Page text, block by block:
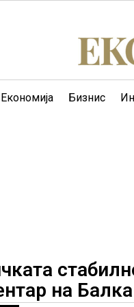
Економија Бизнис
на